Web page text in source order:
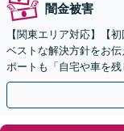
闇金被害
【関東エリア対応】【
ベストな解決方針をお
ポートも「自宅や車を
業さまのご相談お受けし